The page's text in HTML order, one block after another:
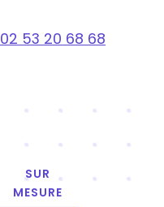
02 53 20 68 68
SUR
MESURE